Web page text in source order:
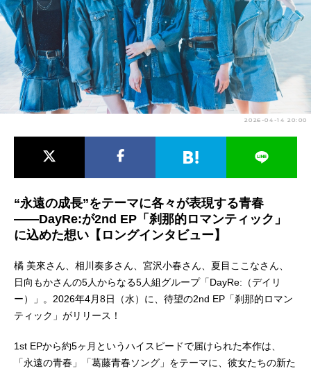
アニメ記事一覧 声優記事一覧
アニメ映画一覧 実写化映画一覧
今期アニメ曜日別一覧
春アニメ 夏アニメ
男性声優/女性声優一覧
2026-04-14 20:00
“永遠の成長”をテーマに各々が表現する青春
――DayRe:が2nd EP「刹那的ロマンティック」
に込めた想い【ロングインタビュー】
橘 美來さん、相川奏多さん、宮沢小春さん、夏目ここなさん、
日向もかさんの5人からなる5人組グループ「DayRe:（デイリ
ー）」。2026年4月8日（水）に、待望の2nd EP「刹那的ロマン
ティック」がリリース！
1st EPから約5ヶ月というハイスピードで届けられた本作は、
「永遠の青春」「葛藤青春ソング」をテーマに、彼女たちの新た